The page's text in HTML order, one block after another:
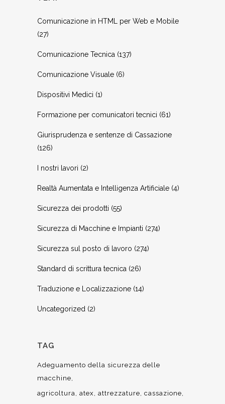
Comunicazione in HTML per Web e Mobile
(27)
Comunicazione Tecnica (137)
Comunicazione Visuale (6)
Dispositivi Medici (1)
Formazione per comunicatori tecnici (61)
Giurisprudenza e sentenze di Cassazione
(126)
I nostri lavori (2)
Realtà Aumentata e Intelligenza Artificiale (4)
Sicurezza dei prodotti (55)
Sicurezza di Macchine e Impianti (274)
Sicurezza sul posto di lavoro (274)
Standard di scrittura tecnica (26)
Traduzione e Localizzazione (14)
Uncategorized (2)
TAG
Adeguamento della sicurezza delle
macchine
agricoltura atex attrezzature cassazione